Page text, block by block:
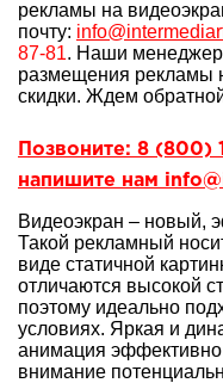
рекламы на
почту:
87-81. Наши
размещения рекламы
скидки. Ждем
Позвоните: 8 (800)
напишите нам
Видеоэкран – новый,
Такой рекламный
виде статичной
отличаются высокой
поэтому идеально
условиях. Яркая и
анимация
внимание